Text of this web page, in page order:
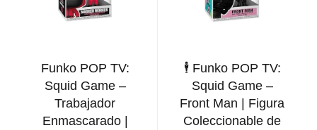
Funko POP TV:
Squid Game –
Trabajador
Enmascarado |
🕴️ Funko POP TV:
Squid Game –
Front Man | Figura
Coleccionable de